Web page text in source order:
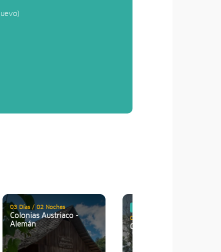
03 Días / 02 Noches
Colonias Austriaco -
Alemán
04 Días / 03 Noches
Oxapampa en Feriados